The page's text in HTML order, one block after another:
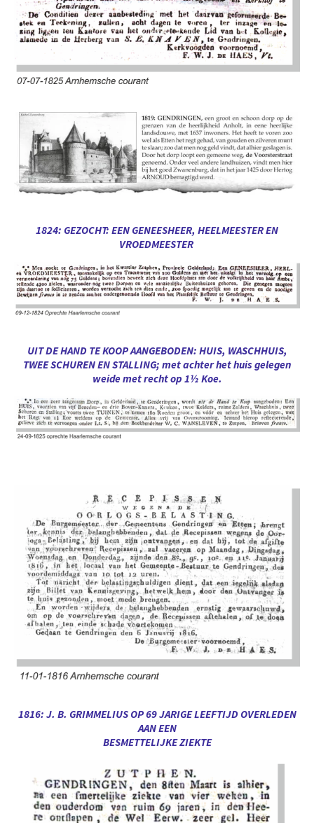
1824: GEZOCHT: EEN GENEESHEER, HEELMEESTER EN
VROEDMEESTER
UIT DE HAND TE KOOP AANGEBODEN: HUIS, WASCHHUIS,
TWEE SCHUREN EN STALLING; met achter het huis gelegen
weide met recht op 1½ Koe.
1816: J. B. GRIMMELIUS OP 69 JARIGE LEEFTIJD OVERLEDEN
AAN EEN
BESMETTELIJKE ZIEKTE